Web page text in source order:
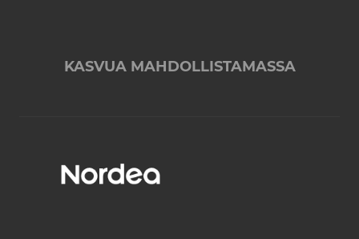
KASVUA MAHDOLLISTAMASSA